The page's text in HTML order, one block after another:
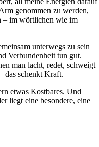
genommen zu werden,
– im wörtlichen wie im
unterwegs zu sein
Verbundenheit tun gut.
man lacht, redet, schweigt
das schenkt Kraft.
etwas Kostbares. Und
liegt eine besondere, eine